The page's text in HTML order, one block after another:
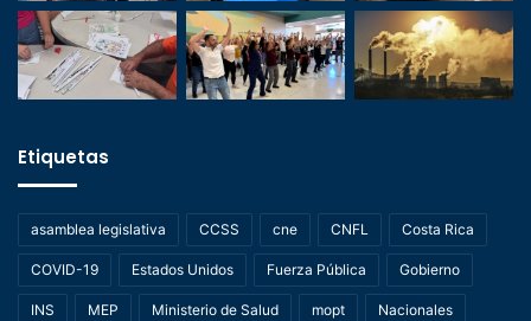
Etiquetas
asamblea legislativa CCSS cne CNFL Costa Rica
COVID-19 Estados Unidos Fuerza Pública Gobierno
INS MEP Ministerio de Salud mopt Nacionales